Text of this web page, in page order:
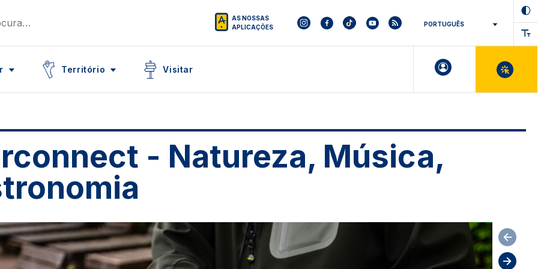
AS NOSSAS
APLICAÇÕES
Território
Icon Visitar
Icon
- Natureza, Música,